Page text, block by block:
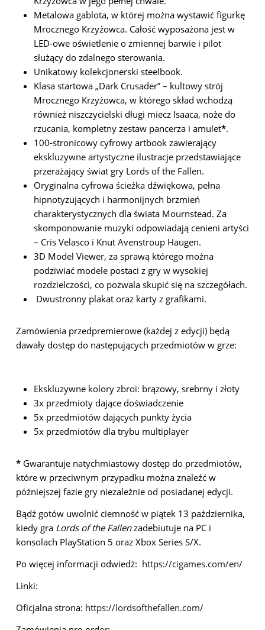
Metalowa gablota, w której można wystawić figurkę
Mrocznego Krzyżowca. Całość wyposażona jest w
LED-owe oświetlenie o zmiennej barwie i pilot
służący do zdalnego sterowania.
Unikatowy kolekcjonerski steelbook.
Klasa startowa „Dark Crusader” – kultowy strój
Mrocznego Krzyżowca, w którego skład wchodzą
również niszczycielski długi miecz Isaaca, noże do
rzucania, kompletny zestaw pancerza i amulet*.
100-stronicowy cyfrowy artbook zawierający
ekskluzywne artystyczne ilustracje przedstawiające
przerażający świat gry Lords of the Fallen.
Oryginalna cyfrowa ścieżka dźwiękowa, pełna
hipnotyzujących i harmonijnych brzmień
charakterystycznych dla świata Mournstead. Za
skomponowanie muzyki odpowiadają cenieni artyści
– Cris Velasco i Knut Avenstroup Haugen.
3D Model Viewer, za sprawą którego można
podziwiać modele postaci z gry w wysokiej
rozdzielczości, co pozwala skupić się na szczegółach.
Dwustronny plakat oraz karty z grafikami.
Zamówienia przedpremierowe (każdej z edycji) będą
dawały dostęp do następujących przedmiotów w grze:
Ekskluzywne kolory zbroi: brązowy, srebrny i złoty
3x przedmioty dające doświadczenie
5x przedmiotów dających punkty życia
5x przedmiotów dla trybu multiplayer
*Gwarantuje natychmiastowy dostęp do przedmiotów,
które w przeciwnym przypadku można znaleźć w
późniejszej fazie gry niezależnie od posiadanej edycji.
Bądź gotów uwolnić ciemność w piątek 13 października,
kiedy gra Lords of the Fallenzadebiutuje na PC i
konsolach PlayStation 5 oraz Xbox Series S/X.
Po więcej informacji odwiedź: https://cigames.com/en/
Linki:
Oficjalna strona: https://lordsofthefallen.com/